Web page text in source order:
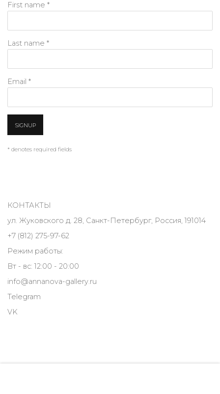
First name *
Last name *
Email *
SIGNUP
* denotes required fields
КОНТАКТЫ
ул. Жуковского д. 28, Санкт-Петербург, Россия, 191014
+7 (812) 275-97-62
Режим работы:
Вт - вс: 12:00 - 20:00
info@annanova-gallery.ru
Telegram
VK